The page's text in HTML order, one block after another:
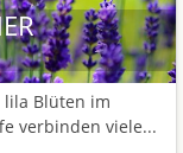
Blüten im
verbinden viele...